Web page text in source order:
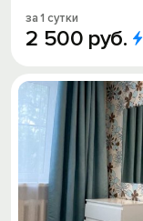
за 1 сутки
2 500 руб.